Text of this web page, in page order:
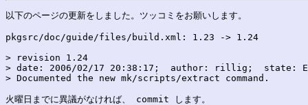
以下のページの更新をしました。ツッコミをお願いします。
pkgsrc/doc/guide/files/build.xml: 1.23 -> 1.24
> revision 1.24
> date: 2006/02/17 20:38:17;  author: rillig;  state:
> Documented the new mk/scripts/extract command.
火曜日までに異議がなければ、 commit します。